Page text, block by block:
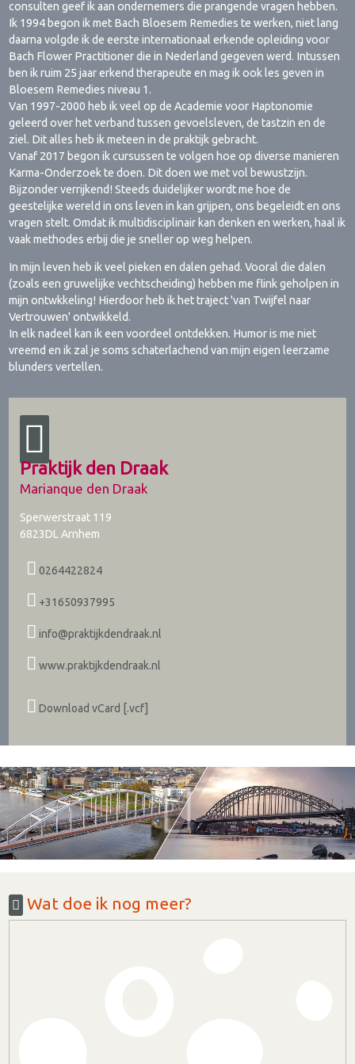
consulten geef ik aan ondernemers die prangende vragen hebben.
Ik 1994 begon ik met Bach Bloesem Remedies te werken, niet lang
daarna volgde ik de eerste internationaal erkende opleiding voor
Bach Flower Practitioner die in Nederland gegeven werd. Intussen
ben ik ruim 25 jaar erkend therapeute en mag ik ook les geven in
Bloesem Remedies niveau 1.
Van 1997-2000 heb ik veel op de Academie voor Haptonomie
geleerd over het verband tussen gevoelsleven, de tastzin en de
ziel. Dit alles heb ik meteen in de praktijk gebracht.
Vanaf 2017 begon ik cursussen te volgen hoe op diverse manieren
Karma-Onderzoek te doen. Dit doen we met vol bewustzijn.
Bijzonder verrijkend! Steeds duidelijker wordt me hoe de
geestelijke wereld in ons leven in kan grijpen, ons begeleidt en ons
vragen stelt. Omdat ik multidisciplinair kan denken en werken, haal ik
vaak methodes erbij die je sneller op weg helpen.
In mijn leven heb ik veel pieken en dalen gehad. Vooral die dalen
(zoals een gruwelijke vechtscheiding) hebben me flink geholpen in
mijn ontwkkeling! Hierdoor heb ik het traject 'van Twijfel naar
Vertrouwen' ontwikkeld.
In elk nadeel kan ik een voordeel ontdekken. Humor is me niet
vreemd en ik zal je soms schaterlachend van mijn eigen leerzame
blunders vertellen.
Praktijk den Draak
Marianque den Draak
Sperwerstraat 119
6823DL Arnhem
0264422824
+31650937995
info@praktijkdendraak.nl
www.praktijkdendraak.nl
Download vCard [.vcf]
Wat doe ik nog meer?